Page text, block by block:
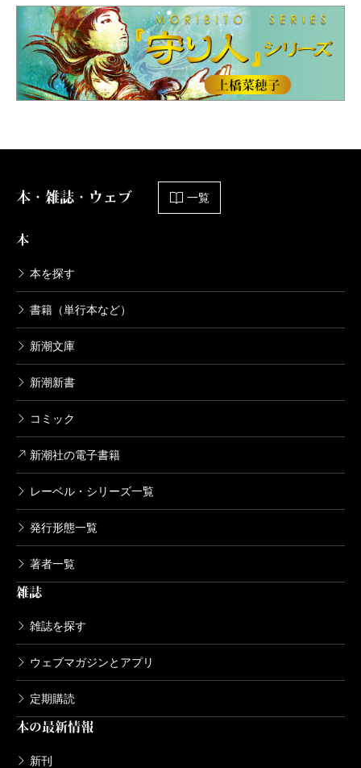
本・雑誌・ウェブ 一覧
本
本を探す
書籍（単行本など）
新潮文庫
新潮新書
コミック
新潮社の電子書籍
レーベル・シリーズ一覧
発行形態一覧
著者一覧
雑誌
雑誌を探す
ウェブマガジンとアプリ
定期購読
本の最新情報
新刊